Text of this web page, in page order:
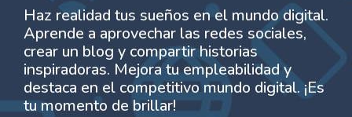
Haz realidad tus sueños en el mundo digital.
Aprende a aprovechar las redes sociales,
crear un blog y compartir historias
inspiradoras. Mejora tu empleabilidad y
destaca en el competitivo mundo digital. ¡Es
tu momento de brillar!